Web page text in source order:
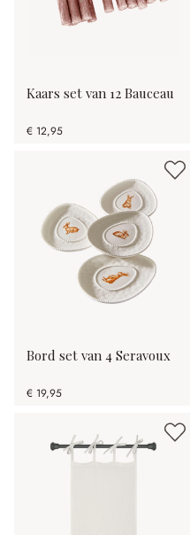
Kaars set van 12 Bauceau
€ 12,95
Bord set van 4 Seravoux
€ 19,95